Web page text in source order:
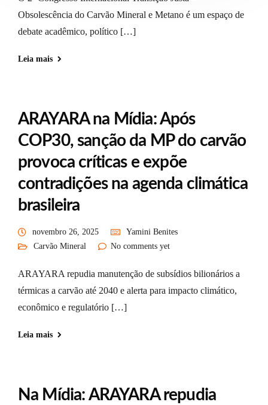
Obsolescência do Carvão Mineral e Metano é um espaço de
debate acadêmico, político […]
Leia mais
ARAYARA na Mídia: Após
COP30, sanção da MP do carvão
provoca críticas e expõe
contradições na agenda climática
brasileira
novembro 26, 2025
Yamini Benites
Carvão Mineral
No comments yet
ARAYARA repudia manutenção de subsídios bilionários a
térmicas a carvão até 2040 e alerta para impacto climático,
econômico e regulatório […]
Leia mais
Na Mídia: ARAYARA repudia